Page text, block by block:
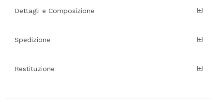
Dettagli e Composizione
Spedizione
Restituzione